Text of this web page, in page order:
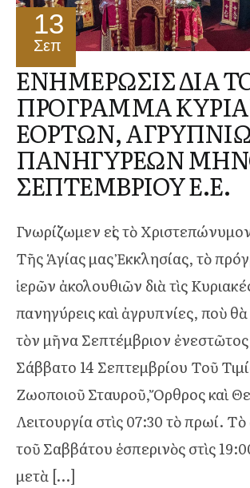
13
Σεπ
ΕΝΗΜΕΡΩΣΙΣ ΔΙΑ
ΠΡΟΓΡΑΜΜΑ
ΕΟΡΤΩΝ,
ΠΑΝΗΓΥΡΕΩΝ
ΣΕΠΤΕΜΒΡΙΟΥ Ε.Ε.
Γνωρίζωμεν εἰς τὸ
Τῆς Ἁγίας μας Ἐκκλησίας, τὸ
ἱερῶν ἀκολουθιῶν διὰ τὶς
πανηγύρεις καὶ ἀγρυπνίες, ποὺ
τὸν μῆνα Σεπτέμβριον
Σάββατο 14 Σεπτεμβρίου Τοῦ
Ζωοποιοῦ Σταυροῦ, Ὄρθρος καὶ
Λειτουργία στὶς 07:30 τὸ πρωί.
τοῦ Σαββάτου ἑσπερινὸς στὶς
μετὰ […]